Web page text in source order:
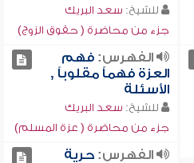
للشيخ: سعد البريك
جزء من محاضرة ( حقوق الزوج)
الفهرس:فهم
العزة فهماً مقلوباً ,
الأسئلة
للشيخ: سعد البريك
جزء من محاضرة ( عزة المسلم)
الفهرس:حرية